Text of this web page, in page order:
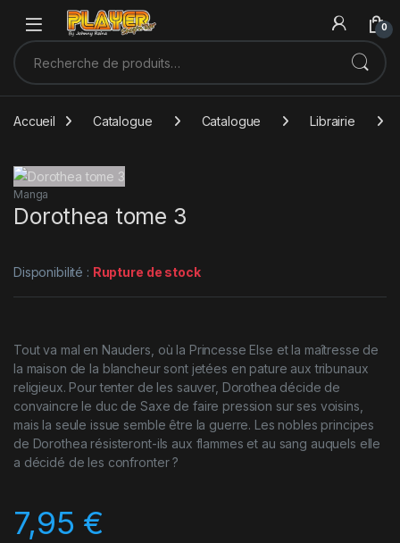
Sauter à la navigation
Skip to content
0
Recherche pour :
Accueil Catalogue Catalogue Librairie
Manga
Dorothea tome 3
Disponibilité : Rupture de stock
Tout va mal en Nauders, où la Princesse Else et la maîtresse de
la maison de la blancheur sont jetées en pature aux tribunaux
religieux. Pour tenter de les sauver, Dorothea décide de
convaincre le duc de Saxe de faire pression sur ses voisins,
mais la seule issue semble être la guerre. Les nobles principes
de Dorothea résisteront-ils aux flammes et au sang auquels elle
a décidé de les confronter ?
7,95 €